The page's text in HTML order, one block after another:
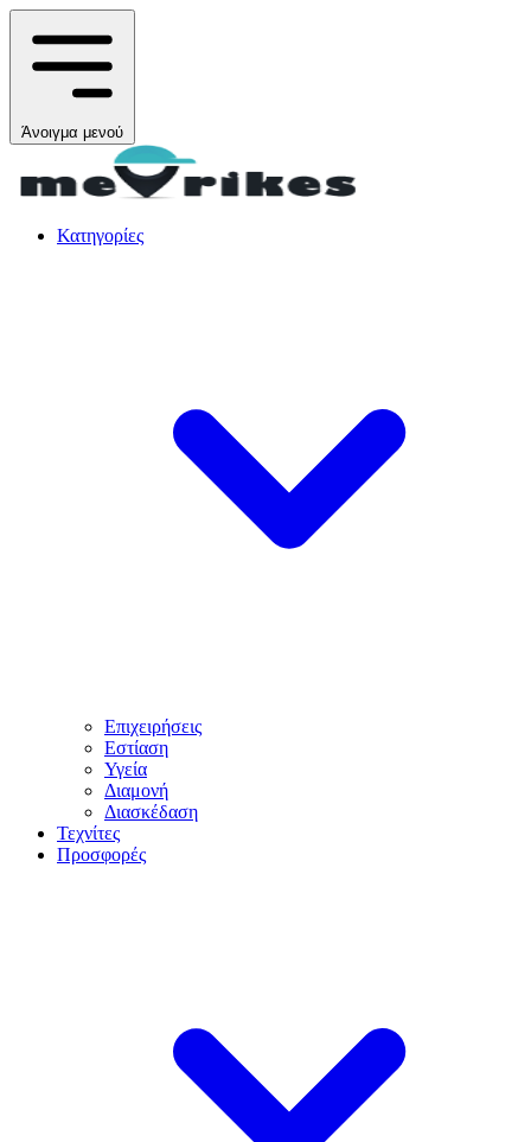
Άνοιγμα μενού
Κατηγορίες
Επιχειρήσεις
Εστίαση
Υγεία
Διαμονή
Διασκέδαση
Τεχνίτες
Προσφορές